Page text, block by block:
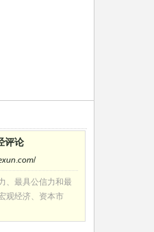
评论
、最具公信力和最
观经济、资本市